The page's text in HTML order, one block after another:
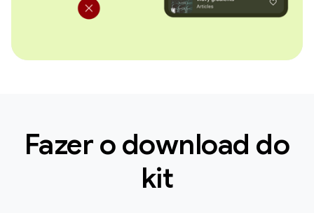
Fazer o download do
kit